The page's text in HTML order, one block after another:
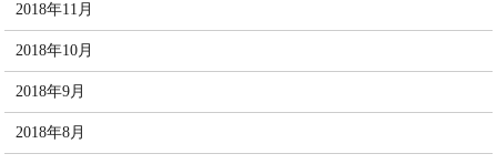
2018年11月
2018年10月
2018年9月
2018年8月